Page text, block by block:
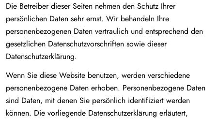
Die Betreiber dieser Seiten nehmen den Schutz Ihrer
persönlichen Daten sehr ernst. Wir behandeln Ihre
personenbezogenen Daten vertraulich und entsprechend den
gesetzlichen Datenschutzvorschriften sowie dieser
Datenschutzerklärung.
Wenn Sie diese Website benutzen, werden verschiedene
personenbezogene Daten erhoben. Personenbezogene Daten
sind Daten, mit denen Sie persönlich identifiziert werden
können. Die vorliegende Datenschutzerklärung erläutert,